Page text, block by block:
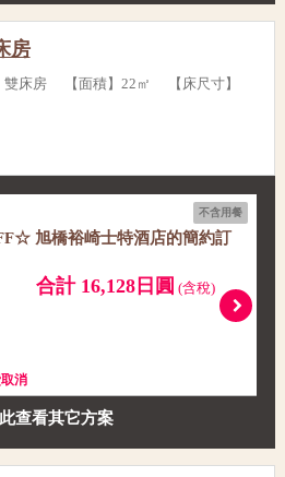
房
雙床房 【面積】22㎡ 【床尺寸】
不含用餐
旭橋裕崎士特酒店的簡約訂
合計 16,128日圓 (含稅)
消
查看其它方案